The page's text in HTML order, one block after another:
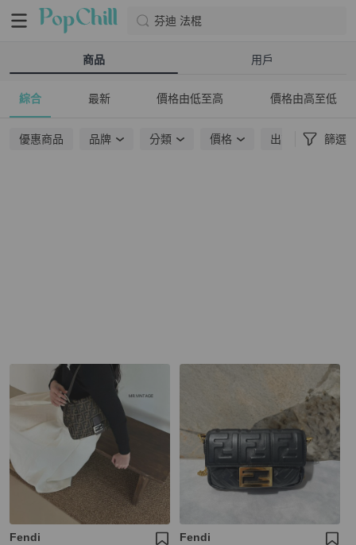
芬迪 法棍
商品 用戶
綜合 最新 價格由低至高 價格由高至低
優惠商品 品牌 分類 價格 出貨地點 篩選
Fendi Fendi